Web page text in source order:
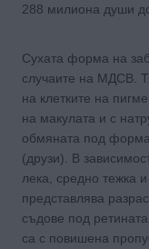
288 милиона души
Сухата форма на
случаите на МДСВ.
на клетките на
на макулата и с
обмяната под
(друзи). В
лека, средно тежка
представлява
съдове под
са с повишена